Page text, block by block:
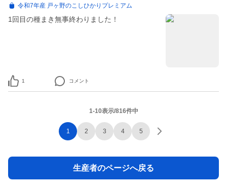
令和7年産 戸ヶ野のこしひかりプレミアム
1回目の種まき無事終わりました！
1 コメント
1-10表示/816件中
1 2 3 4 5
生産者のページへ戻る